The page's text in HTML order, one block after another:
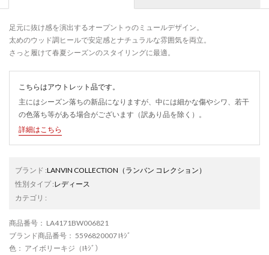
足元に抜け感を演出するオープントゥのミュールデザイン。
太めのウッド調ヒールで安定感とナチュラルな雰囲気を両立。
さっと履けて春夏シーズンのスタイリングに最適。
こちらはアウトレット品です。
主にはシーズン落ちの新品になりますが、中には細かな傷やシワ、若干
の色落ち等がある場合がございます（訳あり品を除く）。
詳細はこちら
ブランド :LANVIN COLLECTION （ランバン コレクション）
性別タイプ:レディース
カテゴリ :
商品番号 ： LA4171BW006821
ブランド商品番号 ： 5596820007 Iｷｼﾞ
色 ： アイボリーキジ（Iｷｼﾞ）